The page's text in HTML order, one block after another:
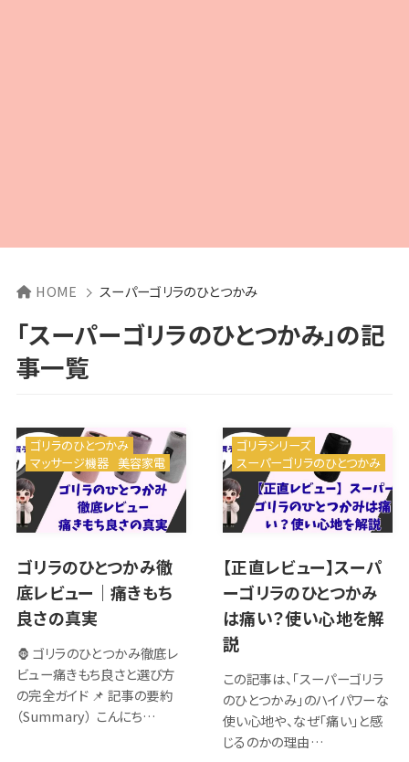
HOME スーパーゴリラのひとつかみ
「スーパーゴリラのひとつかみ」の記
事一覧
ゴリラのひとつかみ徹
底レビュー｜痛きもち
良さの真実
🦍 ゴリラのひとつかみ徹底レ
ビュー痛きもち良さと選び方
の完全ガイド 📌 記事の要約
（Summary） こんにち…
ゴリラのひとつかみ
マッサージ機器 美容家電
【正直レビュー】スーパ
ーゴリラのひとつかみ
は痛い？使い心地を解
説
この記事は、「スーパーゴリラ
のひとつかみ」のハイパワーな
使い心地や、なぜ「痛い」と感
じるのかの理由…
ゴリラシリーズ
スーパーゴリラのひとつかみ